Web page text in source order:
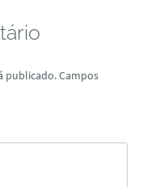
publicado.Campos